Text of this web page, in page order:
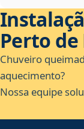
Perto
Chuveiro
aquecimento?
Nossa equipe